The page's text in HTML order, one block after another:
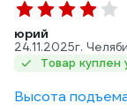
юрий
24.11.2025г.
Товар куплен
Высота